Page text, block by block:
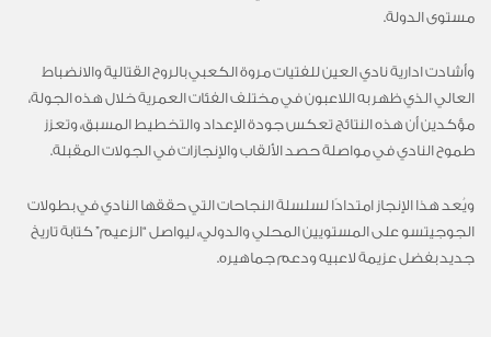
مستوى الدولة.
وأشادت ادارية نادي العين للفتيات مروة الكعبي بالروح القتالية والانضباط
العالي الذي ظهر به اللاعبون في مختلف الفئات العمرية خلال هذه الجولة،
مؤكدين أن هذه النتائج تعكس جودة الإعداد والتخطيط المسبق، وتعزز
طموح النادي في مواصلة حصد الألقاب والإنجازات في الجولات المقبلة.
ويُعد هذا الإنجاز امتدادًا لسلسلة النجاحات التي حققها النادي في بطولات
الجوجيتسو على المستويين المحلي والدولي، ليواصل “الزعيم” كتابة تاريخ
جديد بفضل عزيمة لاعبيه ودعم جماهيره.